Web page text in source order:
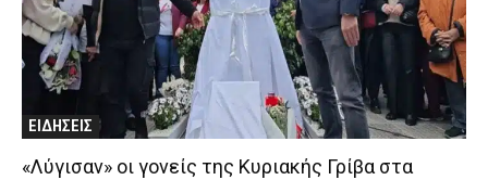
ΕΙΔΗΣΕΙΣ
«Λύγισαν» οι γονείς της Κυριακής Γρίβα στα